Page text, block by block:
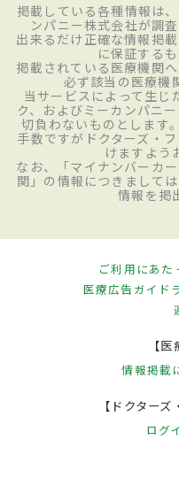
掲載している各種情報は
ンパニー株式会社が調
出来るだけ正確な情報掲
に保証する
掲載されている医療機関
必ず該当の医療機
当サービスによって生じ
ク、およびミーカンパニ
切負わないものとします
手数ですがドクターズ・
けますよう
なお、「マイナンバーカ
関」の情報につきまして
情報を掲
ご利用にあた
医療広告ガイド
【
情報掲載
【ドクター
ログ